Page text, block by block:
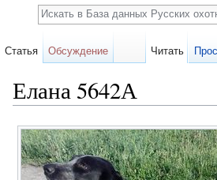
Елана 5642А
Карточка
собаки
Статья Обсуждение Читать
Поиск